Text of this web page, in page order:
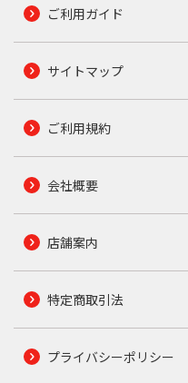
ご利用ガイド
サイトマップ
ご利用規約
会社概要
店舗案内
特定商取引法
プライバシーポリシー